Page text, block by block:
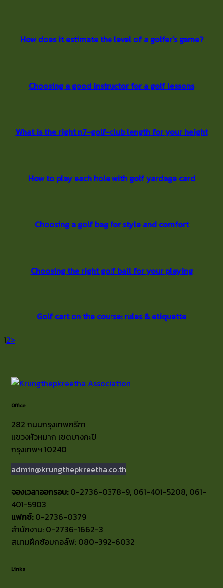
How does it estimate the level of a golfer’s game?
Choosing a good instructor for a golf lessons
What is the right n7-golf-club length for your height
How to play each hole with golf yardage card
Choosing a golf bag for style and comfort
Choosing the right golf ball for your playing
Golf cart on the course: rules & etiquette
12>
Office
282 ถนนกรุงเทพกรีฑา
แขวงหัวหมาก เขตบางกะปิ
กรุงเทพฯ 10240
admin@krungthepkreetha.co.th
จองเวลาออกรอบ:0-2736-0378-9, 061-401-5208, 061-
401-5903
แฟกซ์:0-2736-0379
สำนักงาน: 0-2736-1662-3
สนามฝึกซ้อมกอล์ฟ: 080-392-6032
Links